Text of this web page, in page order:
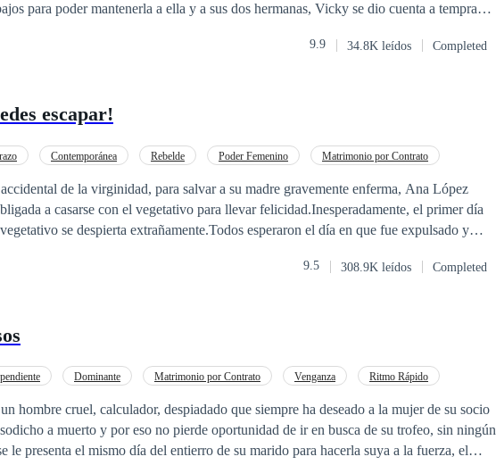
para poder mantenerla a ella y a sus dos hermanas, Vicky se dio cuenta a temprana
que
hablaba en serio cuando conoció a
descubrió, que el desconocido con el que se había ido a la cama era su jefe, y peor
9.9 34.8K leídos Completed
escapar!
Contemporánea Rebelde Poder Femenino
Matrimonio por Contrato
de la virginidad, para salvar a su madre gravemente enferma, Ana López
a casarse con el vegetativo para llevar felicidad.Inesperadamente, el primer día
se despierta extrañamente.Todos esperaron el día en que fue expulsado y
tipo vil provocó-Lucas, ¡tu esposa se embarazó del hijo de otro!-Lucas miró al niño
9.5 308.9K leídos Completed
Dominante Matrimonio por Contrato Venganza
Ritmo Rápido
hombre cruel, calculador, despiadado que siempre ha deseado a la mujer de su socio
a muerto y por eso no pierde oportunidad de ir en busca de su trofeo, sin ningún
le presenta el mismo día del entierro de su marido para hacerla suya a la fuerza, el